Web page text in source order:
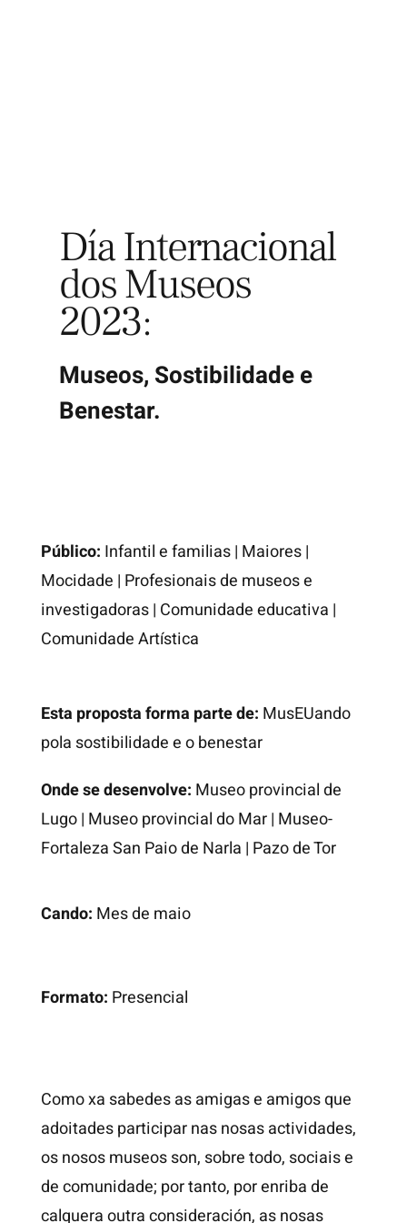
Día Internacional
dos Museos
2023:
Museos, Sostibilidade e
Benestar.
Público: Infantil e familias| Maiores|
Mocidade | Profesionais de museos e
investigadoras| Comunidade educativa |
Comunidade Artística
Esta proposta forma parte de: MusEUando
pola sostibilidade e o benestar
Onde se desenvolve: Museo provincial de
Lugo| Museo provincial do Mar| Museo-
Fortaleza San Paio de Narla | Pazo de Tor
Cando: Mes de maio
Formato: Presencial
Como xa sabedes as amigas e amigos que
adoitades participar nas nosas actividades,
os nosos museos son, sobre todo, sociais e
de comunidade; por tanto, por enriba de
calquera outra consideración, as nosas